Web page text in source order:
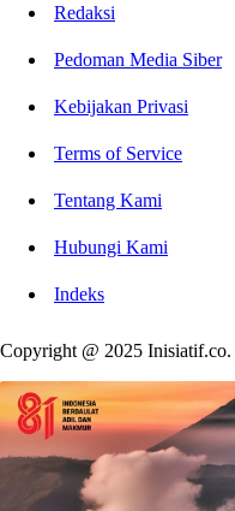
Redaksi
Pedoman Media Siber
Kebijakan Privasi
Terms of Service
Tentang Kami
Hubungi Kami
Indeks
Copyright @ 2025